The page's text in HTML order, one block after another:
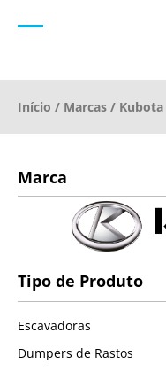
Início / Marcas / Kubota
Marca
Tipo de Produto
Escavadoras
Dumpers de Rastos